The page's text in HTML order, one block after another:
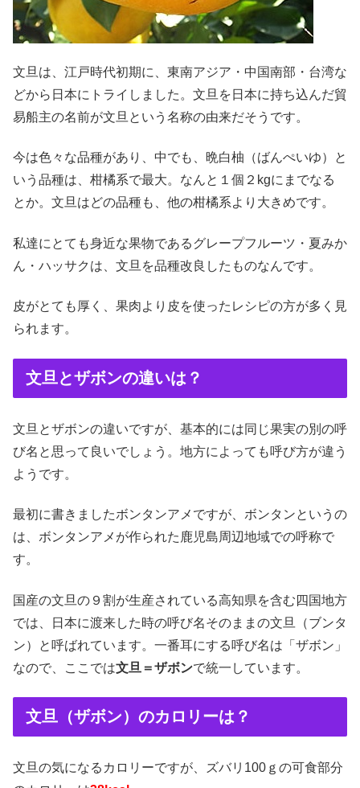
文旦は、江戸時代初期に、東南アジア・中国南部・台湾な
どから日本にトライしました。文旦を日本に持ち込んだ貿
易船主の名前が文旦という名称の由来だそうです。
今は色々な品種があり、中でも、晩白柚（ばんぺいゆ）と
いう品種は、柑橘系で最大。なんと１個２kgにまでなる
とか。文旦はどの品種も、他の柑橘系より大きめです。
私達にとても身近な果物であるグレープフルーツ・夏みか
ん・ハッサクは、文旦を品種改良したものなんです。
皮がとても厚く、果肉より皮を使ったレシピの方が多く見
られます。
文旦とザボンの違いは？
文旦とザボンの違いですが、基本的には同じ果実の別の呼
び名と思って良いでしょう。地方によっても呼び方が違う
ようです。
最初に書きましたボンタンアメですが、ボンタンというの
は、ボンタンアメが作られた鹿児島周辺地域での呼称で
す。
国産の文旦の９割が生産されている高知県を含む四国地方
では、日本に渡来した時の呼び名そのままの文旦（ブンタ
ン）と呼ばれています。一番耳にする呼び名は「ザボン」
なので、ここでは文旦＝ザボンで統一しています。
文旦（ザボン）のカロリーは？
文旦の気になるカロリーですが、ズバリ100ｇの可食部分